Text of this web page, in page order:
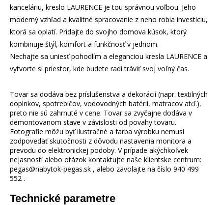
kanceláriu, kreslo LAURENCE je tou správnou voľbou. Jeho
moderný vzhľad a kvalitné spracovanie z neho robia investíciu,
ktorá sa oplatí. Pridajte do svojho domova kúsok, ktorý
kombinuje štýl, komfort a funkčnosť v jednom.
Nechajte sa uniesť pohodlím a eleganciou kresla LAURENCE a
vytvorte si priestor, kde budete radi tráviť svoj voľný čas.
Tovar sa dodáva bez príslušenstva a dekorácií (napr. textilných
doplnkov, spotrebičov, vodovodných batérií, matracov atď.),
preto nie sú zahrnuté v cene. Tovar sa zvyčajne dodáva v
demontovanom stave v závislosti od povahy tovaru.
Fotografie môžu byť ilustračné a farba výrobku nemusí
zodpovedať skutočnosti z dôvodu nastavenia monitora a
prevodu do elektronickej podoby. V prípade akýchkoľvek
nejasností alebo otázok kontaktujte naše klientske centrum:
pegas@nabytok-pegas.sk , alebo zavolajte na číslo 940 499
552 .
Technické parametre